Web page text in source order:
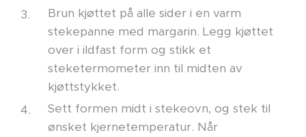
Brun kjøttet på alle sider i en varm
stekepanne med margarin. Legg kjøttet
over i ildfast form og stikk et
steketermometer inn til midten av
kjøttstykket.
Sett formen midt i stekeovn, og stek til
ønsket kjernetemperatur. Når